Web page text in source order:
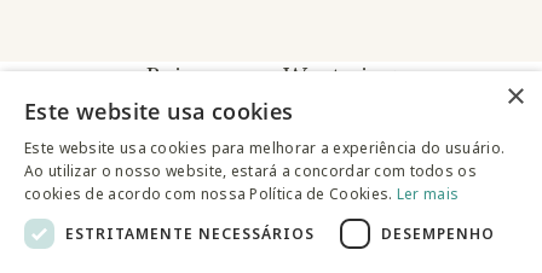
Baixe o app Westwing
×
Este website usa cookies
Este website usa cookies para melhorar a experiência do usuário.
Ao utilizar o nosso website, estará a concordar com todos os
cookies de acordo com nossa Política de Cookies. Ler mais
ESTRITAMENTE NECESSÁRIOS
DESEMPENHO